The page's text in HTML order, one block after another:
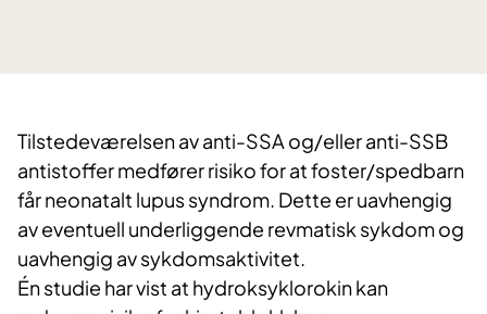
Tilstedeværelsen av anti-SSA og/eller anti-SSB
antistoffer medfører risiko for at foster/spedbarn
får neonatalt lupus syndrom. Dette er uavhengig
av eventuell underliggende revmatisk sykdom og
uavhengig av sykdomsaktivitet.
Én studie har vist at hydroksyklorokin kan